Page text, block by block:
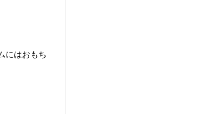
にはおもち